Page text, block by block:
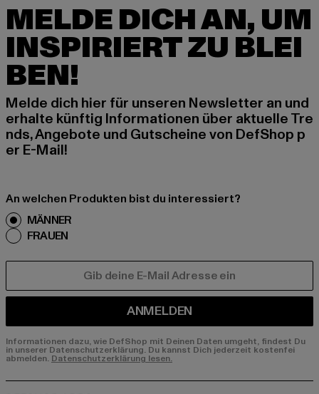
MELDE DICH AN, UM
INSPIRIERT ZU BLEI
BEN!
Melde dich hier für unseren Newsletter an und
erhalte künftig Informationen über aktuelle Tre
nds, Angebote und Gutscheine von DefShop p
er E-Mail!
An welchen Produkten bist du interessiert?
MÄNNER
FRAUEN
ANMELDEN
Informationen dazu, wie DefShop mit Deinen Daten umgeht, findest Du
in unserer Datenschutzerklärung. Du kannst Dich jederzeit kostenfei
abmelden. Datenschutzerklärung lesen.